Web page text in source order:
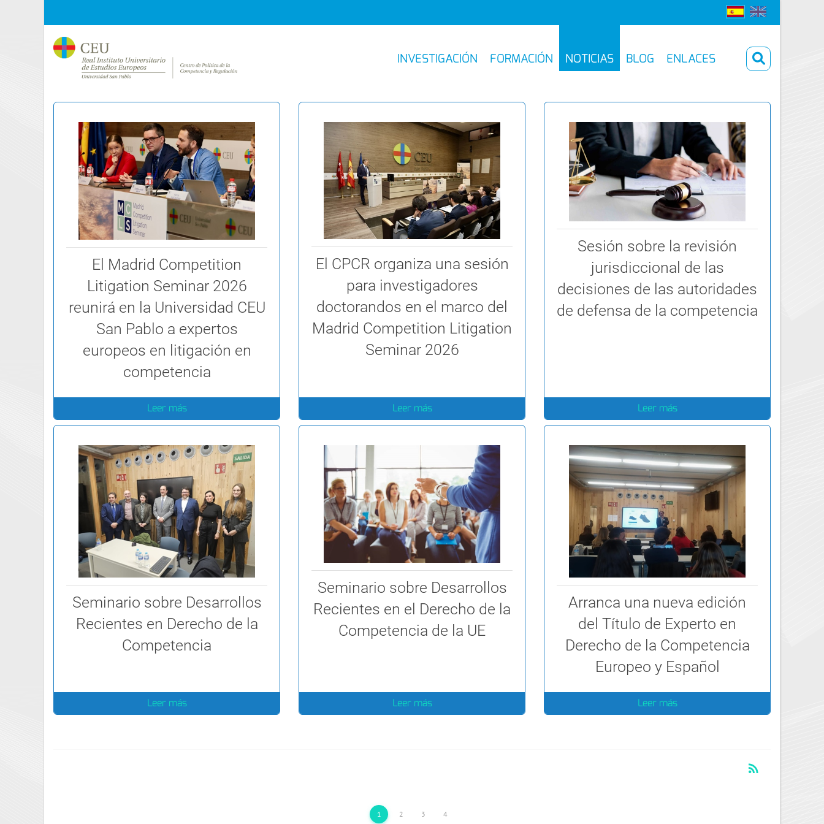
INVESTIGACIÓN FORMACIÓN NOTICIAS BLOG ENLACES
El Madrid Competition
Litigation Seminar 2026
reunirá en la Universidad CEU
San Pablo a expertos
europeos en litigación en
competencia
Leer más
El CPCR organiza una sesión
para investigadores
doctorandos en el marco del
Madrid Competition Litigation
Seminar 2026
Leer más
Sesión sobre la revisión
jurisdiccional de las
decisiones de las autoridades
de defensa de la competencia
Leer más
Seminario sobre Desarrollos
Recientes en Derecho de la
Competencia
Leer más
Seminario sobre Desarrollos
Recientes en el Derecho de la
Competencia de la UE
Leer más
Arranca una nueva edición
del Título de Experto en
Derecho de la Competencia
Europeo y Español
Leer más
rss_feed
1 2 3 4